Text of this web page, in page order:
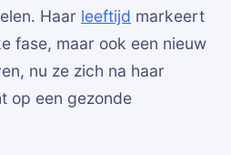
Haar leeftijd markeert
fase, maar ook een nieuw
nu ze zich na haar
op een gezonde